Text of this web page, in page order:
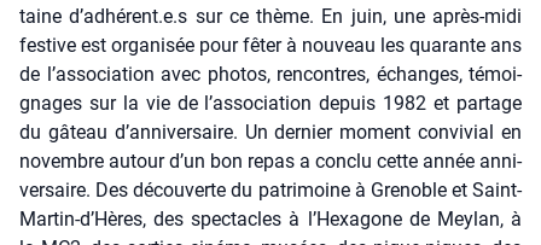
taine d’adhérent.e.s sur ce thème. En juin, une après-midi
fes­tive est orga­ni­sée pour fêter à nou­veau les qua­rante ans
de l’association avec pho­tos, ren­contres, échanges, témoi­
gnages sur la vie de l’association depuis 1982 et par­tage
du gâteau d’anniversaire. Un der­nier moment convi­vial en
novembre autour d’un bon repas a conclu cette année anni­
ver­saire. Des décou­verte du patri­moine à Gre­noble et Saint-
Martin‑d’Hères, des spec­tacles à l’Hexagone de Mey­lan, à